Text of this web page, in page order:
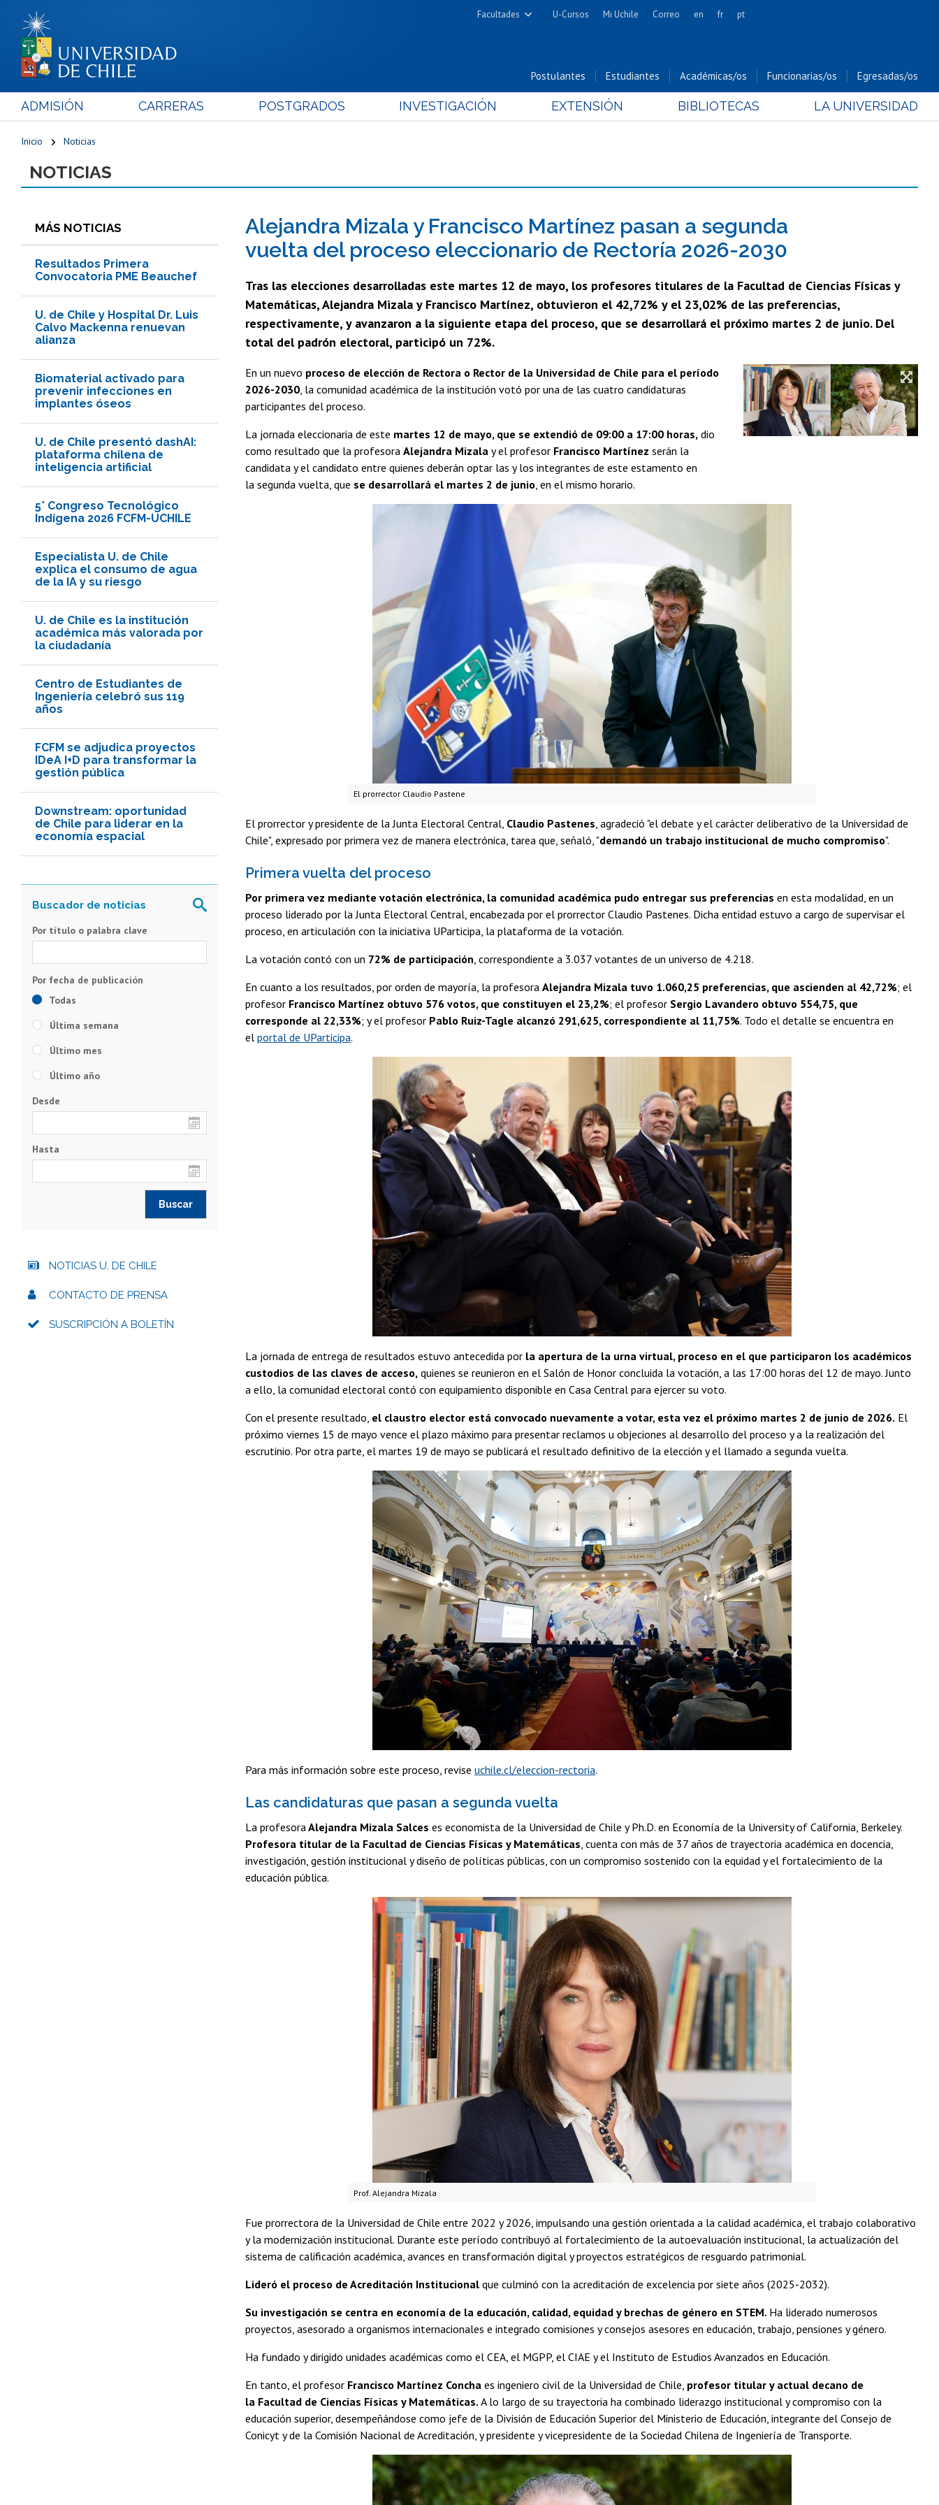
Facultades
Cs. Físicas y Matemáticas
Cs. Forestales y Conservación
Cs. Químicas y Farmacéuticas
Cs. Sociales
Estudios Avanzados en Educación
Nutrición y Tecnología de
Bachillerato
U-Cursos Mi Uchile Correo en fr pt
Postulantes Estudiantes Académicas/os Funcionarias/os Egresadas/os
ADMISIÓN CARRERAS POSTGRADOS INVESTIGACIÓN EXTENSIÓN BIBLIOTECAS LA UNIVERSIDAD
Inicio Noticias
NOTICIAS
MÁS NOTICIAS
Resultados Primera
Convocatoria PME Beauchef
U. de Chile y Hospital Dr. Luis
Calvo Mackenna renuevan
alianza
Biomaterial activado para
prevenir infecciones en
implantes óseos
U. de Chile presentó dashAI:
plataforma chilena de
inteligencia artificial
5° Congreso Tecnológico
Indígena 2026 FCFM-UCHILE
Especialista U. de Chile
explica el consumo de agua
de la IA y su riesgo
U. de Chile es la institución
académica más valorada por
la ciudadanía
Centro de Estudiantes de
Ingeniería celebró sus 119
años
FCFM se adjudica proyectos
IDeA I+D para transformar la
gestión pública
Downstream: oportunidad
de Chile para liderar en la
economía espacial
Alejandra Mizala y Francisco Martínez pasan a segunda
vuelta del proceso eleccionario de Rectoría 2026-2030
Tras las elecciones desarrolladas este martes 12 de mayo, los profesores titulares de la Facultad de Ciencias Físicas y
Matemáticas, Alejandra Mizala y Francisco Martínez, obtuvieron el 42,72% y el 23,02% de las preferencias,
respectivamente, y avanzaron a la siguiente etapa del proceso, que se desarrollará el próximo martes 2 de junio. Del
total del padrón electoral, participó un 72%.
En un nuevo proceso de elección de Rectora o Rector de la Universidad de Chile para el período
2026-2030 , la comunidad académica de la institución votó por una de las cuatro candidaturas
participantes del proceso.
La jornada eleccionaria de este martes 12 de mayo, que se extendió de 09:00 a 17:00 horas, dio
como resultado que la profesora Alejandra Mizala y el profesor Francisco Martínez serán la
candidata y el candidato entre quienes deberán optar las y los integrantes de este estamento en
la segunda vuelta, que se desarrollará el martes 2 de junio , en el mismo horario.
El prorrector Claudio Pastene
El prorrector y presidente de la Junta Electoral Central, Claudio Pastenes , agradeció "el debate y el carácter deliberativo de la Universidad de
Chile", expresado por primera vez de manera electrónica, tarea que, señaló, "demandó un trabajo institucional de mucho compromiso".
Primera vuelta del proceso
Por primera vez mediante votación electrónica, la comunidad académica pudo entregar sus preferencias en esta modalidad, en un
proceso liderado por la Junta Electoral Central, encabezada por el prorrector Claudio Pastenes. Dicha entidad estuvo a cargo de supervisar el
proceso, en articulación con la iniciativa UParticipa, la plataforma de la votación.
La votación contó con un 72% de participación, correspondiente a 3.037 votantes de un universo de 4.218.
En cuanto a los resultados, por orden de mayoría, la profesora Alejandra Mizala tuvo 1.060,25 preferencias, que ascienden al 42,72%; el
profesor Francisco Martínez obtuvo 576 votos, que constituyen el 23,2%; el profesor Sergio Lavandero obtuvo 554,75, que
corresponde al 22,33%; y el profesor Pablo Ruiz-Tagle alcanzó 291,625, correspondiente al 11,75%. Todo el detalle se encuentra en
el portal de UParticipa.
La jornada de entrega de resultados estuvo antecedida por la apertura de la urna virtual, proceso en el que participaron los académicos
custodios de las claves de acceso, quienes se reunieron en el Salón de Honor concluida la votación, a las 17:00 horas del 12 de mayo. Junto
a ello, la comunidad electoral contó con equipamiento disponible en Casa Central para ejercer su voto.
Con el presente resultado, el claustro elector está convocado nuevamente a votar, esta vez el próximo martes 2 de junio de 2026. El
próximo viernes 15 de mayo vence el plazo máximo para presentar reclamos u objeciones al desarrollo del proceso y a la realización del
escrutinio. Por otra parte, el martes 19 de mayo se publicará el resultado definitivo de la elección y el llamado a segunda vuelta.
Para más información sobre este proceso, revise uchile.cl/eleccion-rectoria.
Las candidaturas que pasan a segunda vuelta
La profesoraAlejandra Mizala Salces es economista de la Universidad de Chile y Ph.D. en Economía de la University of California, Berkeley.
Profesora titular de la Facultad de Ciencias Físicas y Matemáticas, cuenta con más de 37 años de trayectoria académica en docencia,
investigación, gestión institucional y diseño de políticas públicas, con un compromiso sostenido con la equidad y el fortalecimiento de la
educación pública.
Prof. Alejandra Mizala
Fue prorrectora de la Universidad de Chile entre 2022 y 2026, impulsando una gestión orientada a la calidad académica, el trabajo colaborativo
y la modernización institucional. Durante este período contribuyó al fortalecimiento de la autoevaluación institucional, la actualización del
sistema de calificación académica, avances en transformación digital y proyectos estratégicos de resguardo patrimonial.
Lideró el proceso de Acreditación Institucional que culminó con la acreditación de excelencia por siete años (2025-2032).
Su investigación se centra en economía de la educación, calidad, equidad y brechas de género en STEM. Ha liderado numerosos
proyectos, asesorado a organismos internacionales e integrado comisiones y consejos asesores en educación, trabajo, pensiones y género.
Ha fundado y dirigido unidades académicas como el CEA, el MGPP, el CIAE y el Instituto de Estudios Avanzados en Educación.
En tanto, el profesor Francisco Martínez Concha es ingeniero civil de la Universidad de Chile, profesor titular y actual decano de
la Facultad de Ciencias Físicas y Matemáticas. A lo largo de su trayectoria ha combinado liderazgo institucional y compromiso con la
educación superior, desempeñándose como jefe de la División de Educación Superior del Ministerio de Educación, integrante del Consejo de
Conicyt y de la Comisión Nacional de Acreditación, y presidente y vicepresidente de la Sociedad Chilena de Ingeniería de Transporte.
Por título o palabra clave
Todas
Última semana
Último mes
Último año
Desde
Hasta
NOTICIAS U. DE CHILE
CONTACTO DE PRENSA
SUSCRIPCIÓN A BOLETÍN